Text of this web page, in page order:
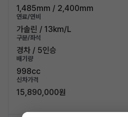
1,485mm / 2,400mm
연료/연비
가솔린 / 13km/L
구분/좌석
경차 / 5인승
배기량
998cc
신차가격
15,890,000원